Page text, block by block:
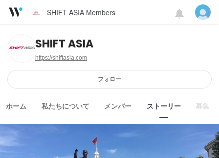
SHIFT ASIA Members
SHIFT ASIA
https://shiftasia.com
フォロー
ホーム 私たちについて メンバー ストーリー 募集